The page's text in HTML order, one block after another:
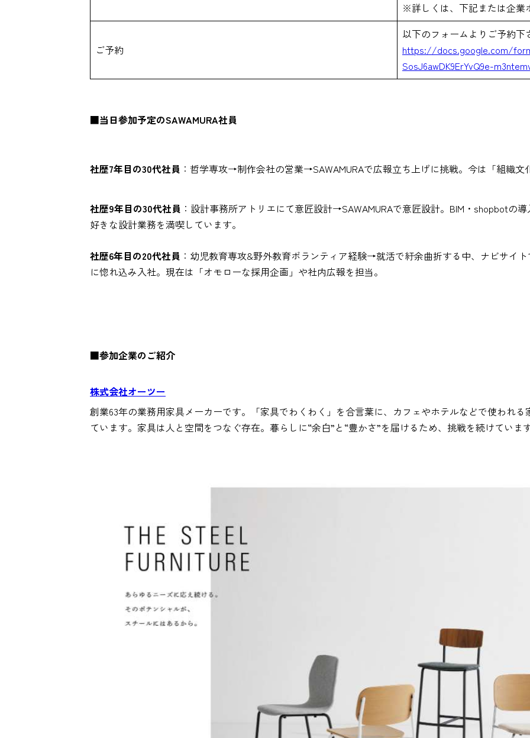
※詳しくは、下記または企業
ご予約
以下のフォームよりご予約下
https://docs.google.com/
SosJ6awDK9ErYvQ9e-
■当日参加予定のSAWAMURA社員
社歴7年目の30代社員 ：哲学専攻→制作会社の営業→SAWAMURAで広報立ち上げに挑戦。今は「組織文
社歴9年目の30代社員 ：設計事務所アトリエにて意匠設計→SAWAMURAで意匠設計。BIM・shopbotの
好きな設計業務を満喫しています。
社歴6年目の20代社員 ：幼児教育専攻&野外教育ボランティア経験→就活で紆余曲折する中、ナビサイ
に惚れ込み入社。現在は「オモローな採用企画」や社内広報を担当。
■参加企業のご紹介
株式会社オーツー
創業63年の業務用家具メーカーです。「家具でわくわく」を合言葉に、カフェやホテルなどで使われ
ています。家具は人と空間をつなぐ存在。暮らしに“余白”と“豊かさ”を届けるため、挑戦を続けています